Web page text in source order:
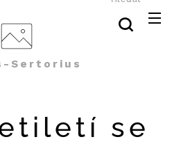
Sertorius
se